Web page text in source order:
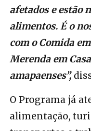
afetados e estão
alimentos. É o
com o Comida
Merenda em
amapaenses”,
O Programa já
alimentação,